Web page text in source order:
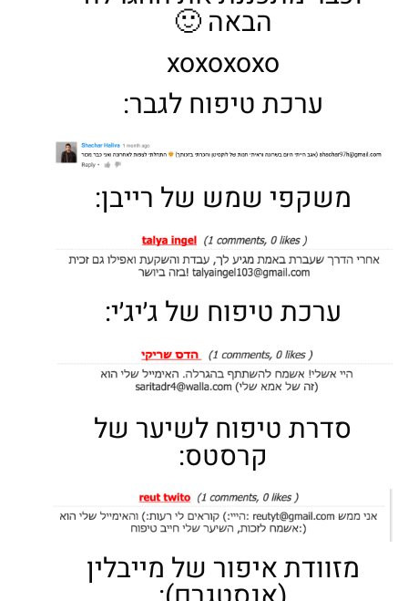
הבאה 🙂
xoxoxoxo
ערכת טיפוח לגבר:
משקפי שמש של רייבן:
ערכת טיפוח של ג׳יג׳י:
סדרת טיפוח לשיער של
קרסטס:
מזוודת איפור של מייבלין